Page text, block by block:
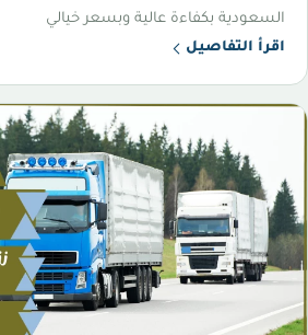
السعودية بكفاءة عالية وبسعر خيالي
اقرأ التفاصيل